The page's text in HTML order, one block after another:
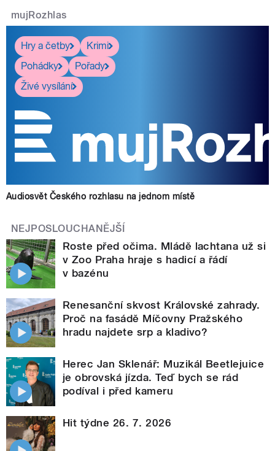
mujRozhlas
Hry a četby
Krimi
Pohádky
Pořady
Živé vysílání
Audiosvět Českého rozhlasu na jednom místě
NEJPOSLOUCHANĚJŠÍ
Roste před očima. Mládě lachtana už si
v Zoo Praha hraje s hadicí a řádí
v bazénu
Renesanční skvost Královské zahrady.
Proč na fasádě Míčovny Pražského
hradu najdete srp a kladivo?
Herec Jan Sklenář: Muzikál Beetlejuice
je obrovská jízda. Teď bych se rád
podíval i před kameru
Hit týdne 26. 7. 2026